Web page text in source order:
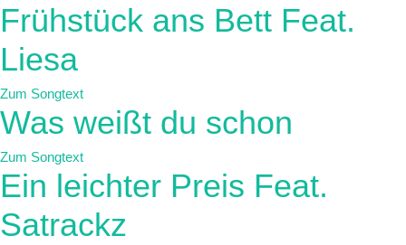
Frühstück ans Bett Feat.
Liesa
Zum Songtext
Was weißt du schon
Zum Songtext
Ein leichter Preis Feat.
Satrackz